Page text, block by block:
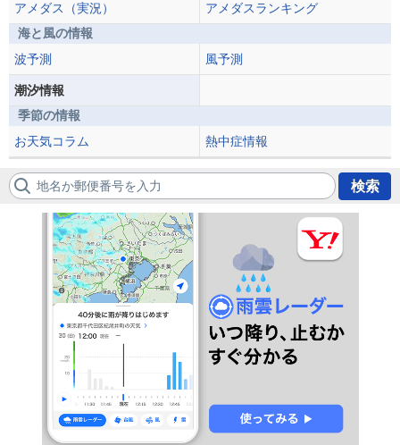
アメダス（実況）
アメダスランキング
海と風の情報
波予測
風予測
潮汐情報
季節の情報
お天気コラム
熱中症情報
地名か郵便番号を入力 検索